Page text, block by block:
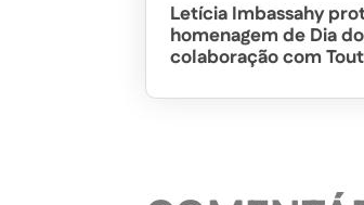
Letícia Imbassahy
homenagem de Dia
colaboração com